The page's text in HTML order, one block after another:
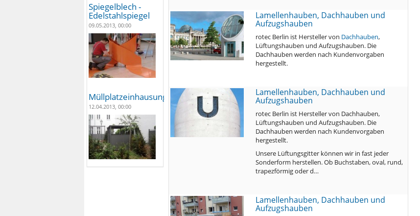
Spiegelblech -
Edelstahlspiegel
09.05.2013, 00:00
Müllplatzeinhausungen
12.04.2013, 00:00
Lamellenhauben, Dachhauben und
Aufzugshauben
rotec Berlin ist Hersteller von Dachhauben,
Lüftungshauben und Aufzugshauben. Die
Dachhauben werden nach Kundenvorgaben
hergestellt.
Lamellenhauben, Dachhauben und
Aufzugshauben
rotec Berlin ist Hersteller von Dachhauben,
Lüftungshauben und Aufzugshauben. Die
Dachhauben werden nach Kundenvorgaben
hergestellt.
Unsere Lüftungsgitter können wir in fast jeder
Sonderform herstellen. Ob Buchstaben, oval, rund,
trapezförmig oder d…
Lamellenhauben, Dachhauben und
Aufzugshauben